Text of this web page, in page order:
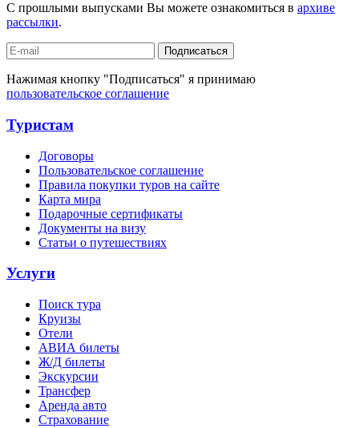
С прошлыми выпусками Вы можете ознакомиться в архиве
рассылки.
Подписаться
Нажимая кнопку "Подписаться" я принимаю
пользовательское соглашение
Туристам
Договоры
Пользовательское соглашение
Правила покупки туров на сайте
Карта мира
Подарочные сертификаты
Документы на визу
Статьи о путешествиях
Услуги
Поиск тура
Круизы
Отели
АВИА билеты
Ж/Д билеты
Экскурсии
Трансфер
Аренда авто
Страхование